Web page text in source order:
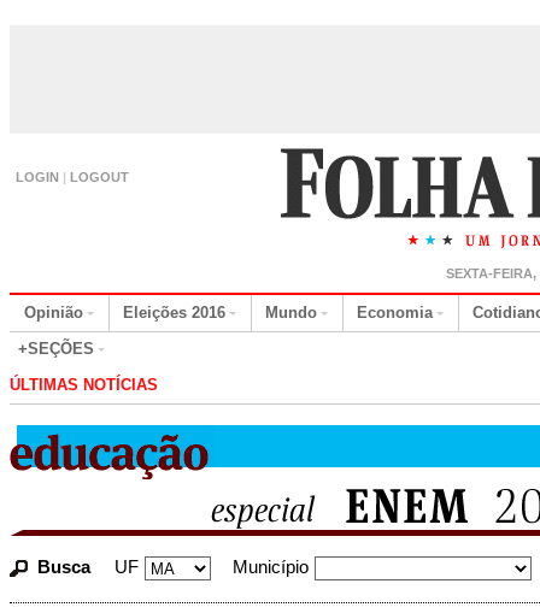
LOGIN | LOGOUT
SEXTA-
Opinião Eleições 2016 Mundo Economia
+SEÇÕES
ÚLTIMAS NOTÍCIAS
Busca UF Município